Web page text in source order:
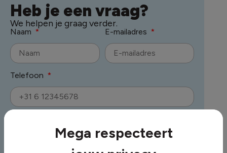
Heb je een vraag?
We helpen je graag verder.
Naam E-mailadres
Telefoon
Mega respecteert